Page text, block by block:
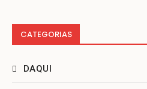
CATEGORIAS
DAQUI